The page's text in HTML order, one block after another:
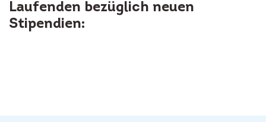
Laufenden bezüglich neuen
Stipendien: